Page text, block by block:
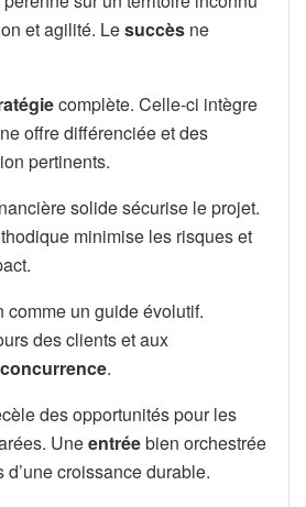
et agilité. Lesuccès ne
complète. Celle-ci intègre
offre différenciée et des
pertinents.
solide sécurise le projet.
minimise les risques et
un guide évolutif.
des clients et aux
concurrence.
des opportunités pour les
Uneentréebien orchestrée
croissance durable.